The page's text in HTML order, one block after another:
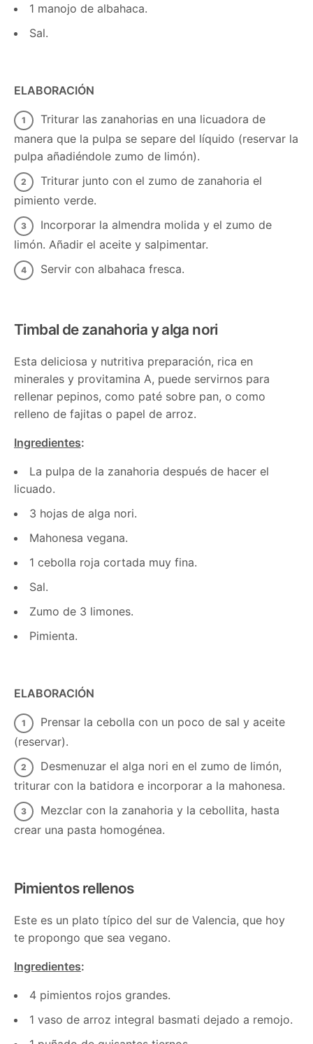
1 manojo de albahaca.
Sal.
ELABORACIÓN
Triturar las zanahorias en una licuadora de
manera que la pulpa se separe del líquido (reservar la
pulpa añadiéndole zumo de limón).
Triturar junto con el zumo de zanahoria el
pimiento verde.
Incorporar la almendra molida y el zumo de
limón. Añadir el aceite y salpimentar.
Servir con albahaca fresca.
Timbal de zanahoria y alga nori
Esta deliciosa y nutritiva preparación, rica en
minerales y provitamina A, puede servirnos para
rellenar pepinos, como paté sobre pan, o como
relleno de fajitas o papel de arroz.
Ingredientes:
La pulpa de la zanahoria después de hacer el
licuado.
3 hojas de alga nori.
Mahonesa vegana.
1 cebolla roja cortada muy fina.
Sal.
Zumo de 3 limones.
Pimienta.
ELABORACIÓN
Prensar la cebolla con un poco de sal y aceite
(reservar).
Desmenuzar el alga nori en el zumo de limón,
triturar con la batidora e incorporar a la mahonesa.
Mezclar con la zanahoria y la cebollita, hasta
crear una pasta homogénea.
Pimientos rellenos
Este es un plato típico del sur de Valencia, que hoy
te propongo que sea vegano.
Ingredientes:
4 pimientos rojos grandes.
1 vaso de arroz integral basmati dejado a remojo.